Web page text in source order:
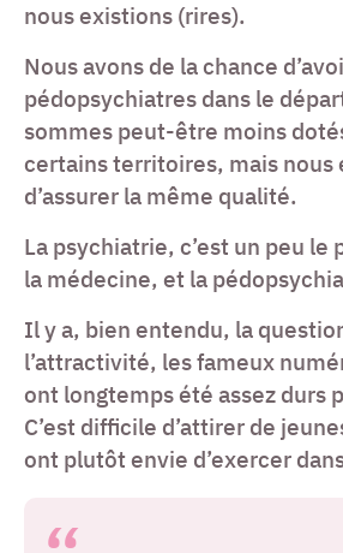
nous existions (rires).
Nous avons de la chance
pédopsychiatres dans le
sommes peut-être moins
certains territoires, mais nous
d’assurer la même qualité.
La psychiatrie, c’est un peu le
la médecine, et la
Il y a, bien entendu, la
l’attractivité, les fameux
ont longtemps été assez durs
C’est difficile d’attirer de
ont plutôt envie d’exercer